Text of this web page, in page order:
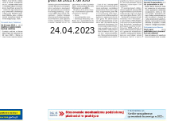
24.04.2023